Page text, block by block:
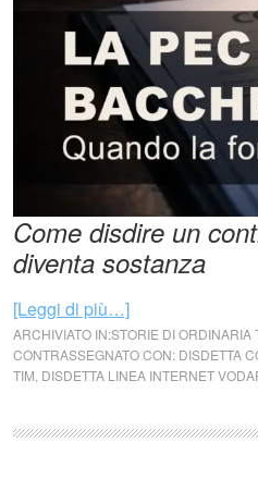
Come disdire un
diventa sostanza
[Leggi di più…]
ARCHIVIATO IN:STORIE DI ORDINARIA
CONTRASSEGNATO CON: DISDETTA
TIM DISDETTA LINEA INTERNET